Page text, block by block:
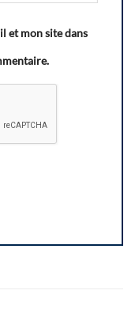
et mon site dans